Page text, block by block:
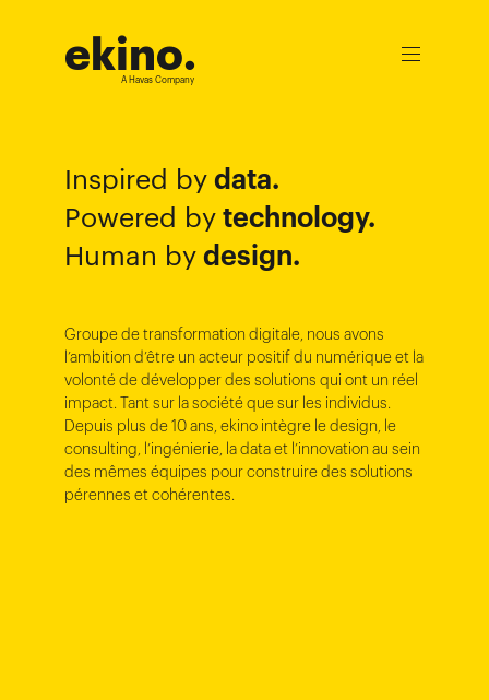
ekino.
A Havas Company
Ouvrir
Inspired bydata.
Powered bytechnology.
Human bydesign.
Groupe de transformation digitale, nous avons
l’ambition d’être un acteur positif du numérique et la
volonté de développer des solutions qui ont un réel
impact. Tant sur la société que sur les individus.
Depuis plus de 10 ans, ekino intègre le design, le
consulting, l’ingénierie, la data et l’innovation au sein
des mêmes équipes pour construire des solutions
pérennes et cohérentes.